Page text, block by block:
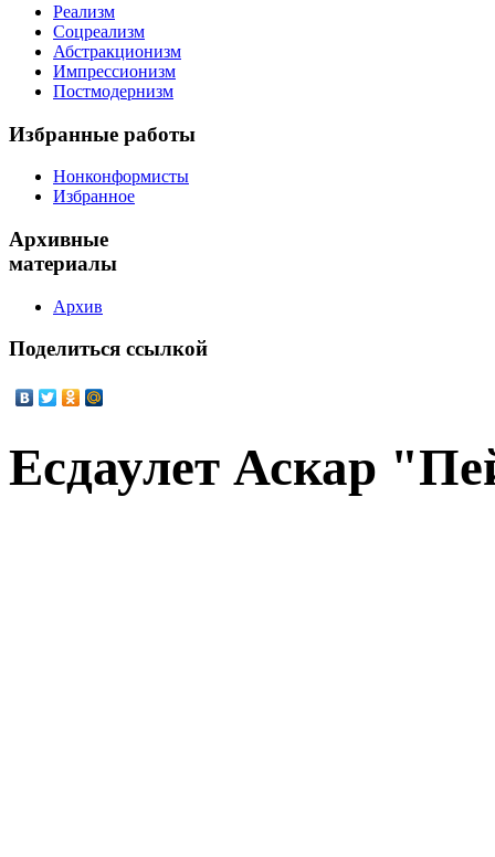
Реализм
Соцреализм
Абстракционизм
Импрессионизм
Постмодернизм
Избранные работы
Нонконформисты
Избранное
Архивные
материалы
Архив
Поделиться ссылкой
Есдаулет Аскар